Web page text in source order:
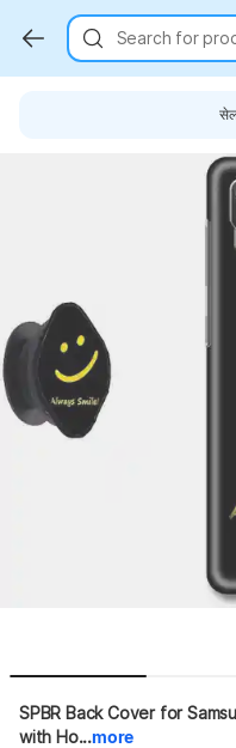
Search for
SPBR Back Cover for
with Ho...more